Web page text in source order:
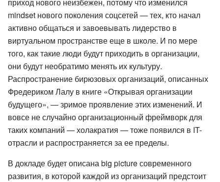
mindset нового поколения соцсетей — тех, кто начал
активно общаться и завоевывать лидерство в
виртуальном пространстве еще в школе. И по мере
того, как такие люди будут приходить в организации,
они будут необратимо менять их культуру.
Распространение бирюзовых организаций, описанных
Фредериком Лалу в книге «Открывая организации
будущего», — зримое проявление этих изменений. И
вовсе не случайно организационный фреймворк для
таких компаний — холакратия — тоже появился в IT-
отрасли и распространяется за ее пределы.
В докладе будет описана big picture современного
развития, в которой каждой из организаций предстоит